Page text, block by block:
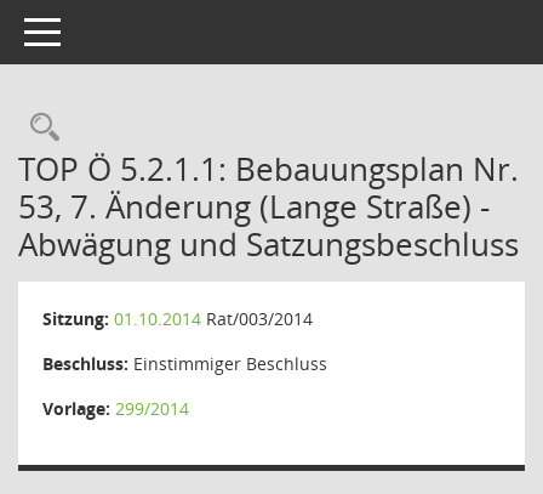
Toggle navigation
Rechercheauswahl
TOP Ö 5.2.1.1: Bebauungsplan Nr.
53, 7. Änderung (Lange Straße) -
Abwägung und Satzungsbeschluss
Sitzung: 01.10.2014 Rat/003/2014
Beschluss: Einstimmiger Beschluss
Vorlage: 299/2014